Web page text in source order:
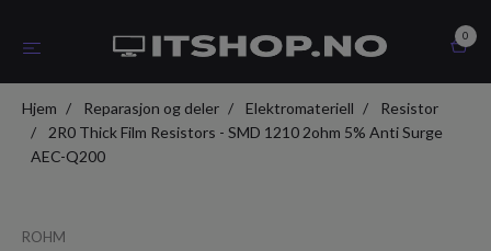
0
Hjem Reparasjon og deler Elektromateriell
Resistor
2R0 Thick Film Resistors - SMD 1210 2ohm 5% Anti Surge
AEC-Q200
ROHM